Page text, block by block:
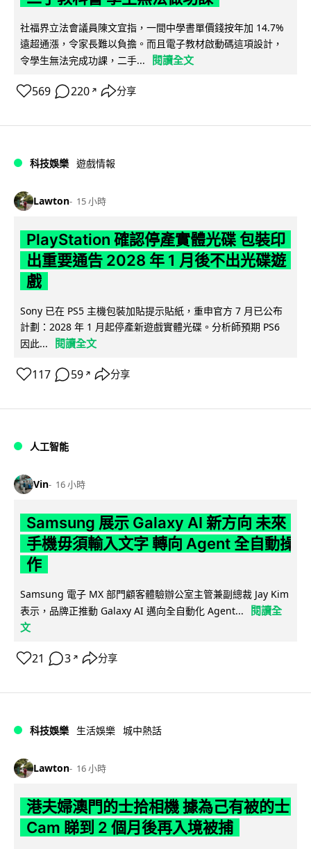
社福界立法會議員陳文宜指，一間中學書單價錢按年加 14.7%
遠超通漲，令家長難以負擔。而且電子教材啟動碼這項設計，
令學生無法完成功課，二手...
閱讀全文
569 220 ↗ 分享
科技娛樂 遊戲情報
Lawton 15 小時
PlayStation 確認停產實體光碟 包裝印
出重要通告 2028 年 1 月後不出光碟遊
戲
Sony 已在 PS5 主機包裝加貼提示貼紙，重申官方 7 月已公布
計劃：2028 年 1 月起停產新遊戲實體光碟。分析師預期 PS6
因此...
閱讀全文
117 59 ↗ 分享
人工智能
Vin 16 小時
Samsung 展示 Galaxy AI 新方向 未來
手機毋須輸入文字 轉向 Agent 全自動操
作
Samsung 電子 MX 部門顧客體驗辦公室主管兼副總裁 Jay Kim
表示，品牌正推動 Galaxy AI 邁向全自動化 Agent...
閱讀全
文
21 3 ↗ 分享
科技娛樂 生活娛樂 城中熱話
Lawton 16 小時
港夫婦澳門的士拾相機 據為己有被的士
Cam 睇到 2 個月後再入境被捕